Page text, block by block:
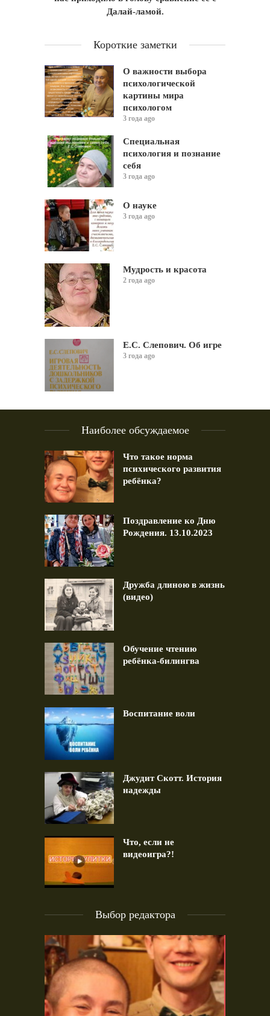
Далай-ламой.
Короткие заметки
О важности выбора
психологической
картины мира
психологом
3 года ago
Специальная
психология и познание
себя
3 года ago
О науке
3 года ago
Мудрость и красота
2 года ago
Е.С. Слепович. Об игре
3 года ago
Наиболее обсуждаемое
Что такое норма
психического развития
ребёнка?
Поздравление ко Дню
Рождения. 13.10.2023
Дружба длиною в жизнь
(видео)
Обучение чтению
ребёнка-билингва
Воспитание воли
Джудит Скотт. История
надежды
Что, если не
видеоигра?!
Выбор редактора